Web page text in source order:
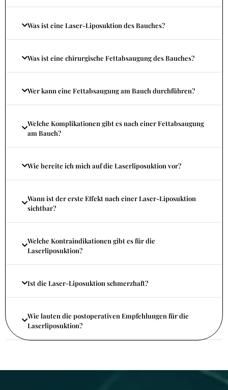
Was ist eine Laser-Liposuktion des Bauches?
Was ist eine chirurgische Fettabsaugung des Bauches?
Wer kann eine Fettabsaugung am Bauch durchführen?
Welche Komplikationen gibt es nach einer Fettabsaugung
am Bauch?
Wie bereite ich mich auf die Laserliposuktion vor?
Wann ist der erste Effekt nach einer Laser-Liposuktion
sichtbar?
Welche Kontraindikationen gibt es für die
Laserliposuktion?
Ist die Laser-Liposuktion schmerzhaft?
Wie lauten die postoperativen Empfehlungen für die
Laserliposuktion?